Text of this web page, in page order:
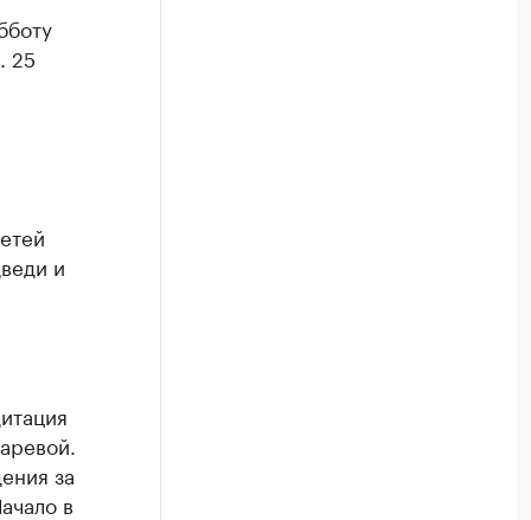
25
и
за
в